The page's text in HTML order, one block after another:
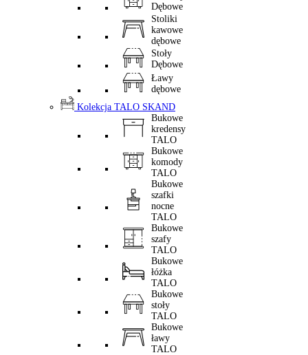
Dębowe
Stoliki
kawowe
dębowe
Stoły
Dębowe
Ławy
dębowe
Kolekcja TALO SKAND
Bukowe
kredensy
TALO
Bukowe
komody
TALO
Bukowe
szafki
nocne
TALO
Bukowe
szafy
TALO
Bukowe
łóżka
TALO
Bukowe
stoły
TALO
Bukowe
ławy
TALO